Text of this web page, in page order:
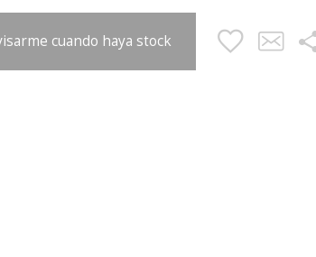
cuando haya stock